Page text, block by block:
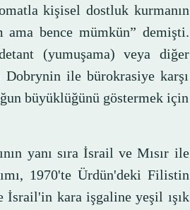
kişisel dostluk kurmanın
ama bence mümkün” demişti.
(yumuşama) veya diğer
Dobrynin ile bürokrasiye karşı
büyüklüğünü göstermek için
yanı sıra İsrail ve Mısır ile
1970'te Ürdün'deki Filistin
kara işgaline yeşil ışık